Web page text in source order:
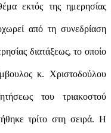
εκτός της ημερησίας
από τη συνεδρίαση
διατάξεως, το οποίο
κ. Χριστοδούλου
του τριακοστού
τρίτο στη σειρά. Η